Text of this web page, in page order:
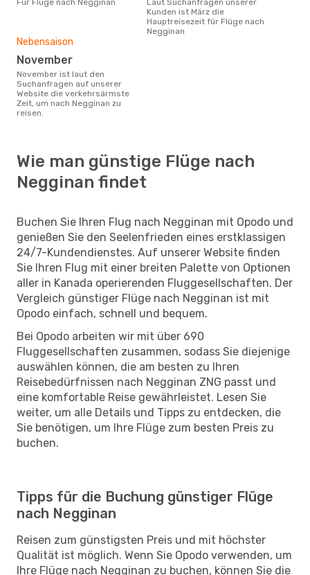
Für Flüge nach Negginan
Laut Suchanfragen unserer
Kunden ist März die
Hauptreisezeit für Flüge nach
Negginan
Nebensaison
November
November ist laut den
Suchanfragen auf unserer
Website die verkehrsärmste
Zeit, um nach Negginan zu
reisen.
Wie man günstige Flüge nach
Negginan findet
Buchen Sie Ihren Flug nach Negginan mit Opodo und
genießen Sie den Seelenfrieden eines erstklassigen
24/7-Kundendienstes. Auf unserer Website finden
Sie Ihren Flug mit einer breiten Palette von Optionen
aller in Kanada operierenden Fluggesellschaften. Der
Vergleich günstiger Flüge nach Negginan ist mit
Opodo einfach, schnell und bequem.
Bei Opodo arbeiten wir mit über 690
Fluggesellschaften zusammen, sodass Sie diejenige
auswählen können, die am besten zu Ihren
Reisebedürfnissen nach Negginan ZNG passt und
eine komfortable Reise gewährleistet. Lesen Sie
weiter, um alle Details und Tipps zu entdecken, die
Sie benötigen, um Ihre Flüge zum besten Preis zu
buchen.
Tipps für die Buchung günstiger Flüge
nach Negginan
Reisen zum günstigsten Preis und mit höchster
Qualität ist möglich. Wenn Sie Opodo verwenden, um
Ihre Flüge nach Negginan zu buchen, können Sie die